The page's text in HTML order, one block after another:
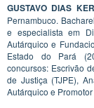
GUSTAVO DIAS
Pernambuco.
e especialista em
Autárquico e
Estado do Pará
concursos: Escrivão
de Justiça (TJPE),
Autárquico e